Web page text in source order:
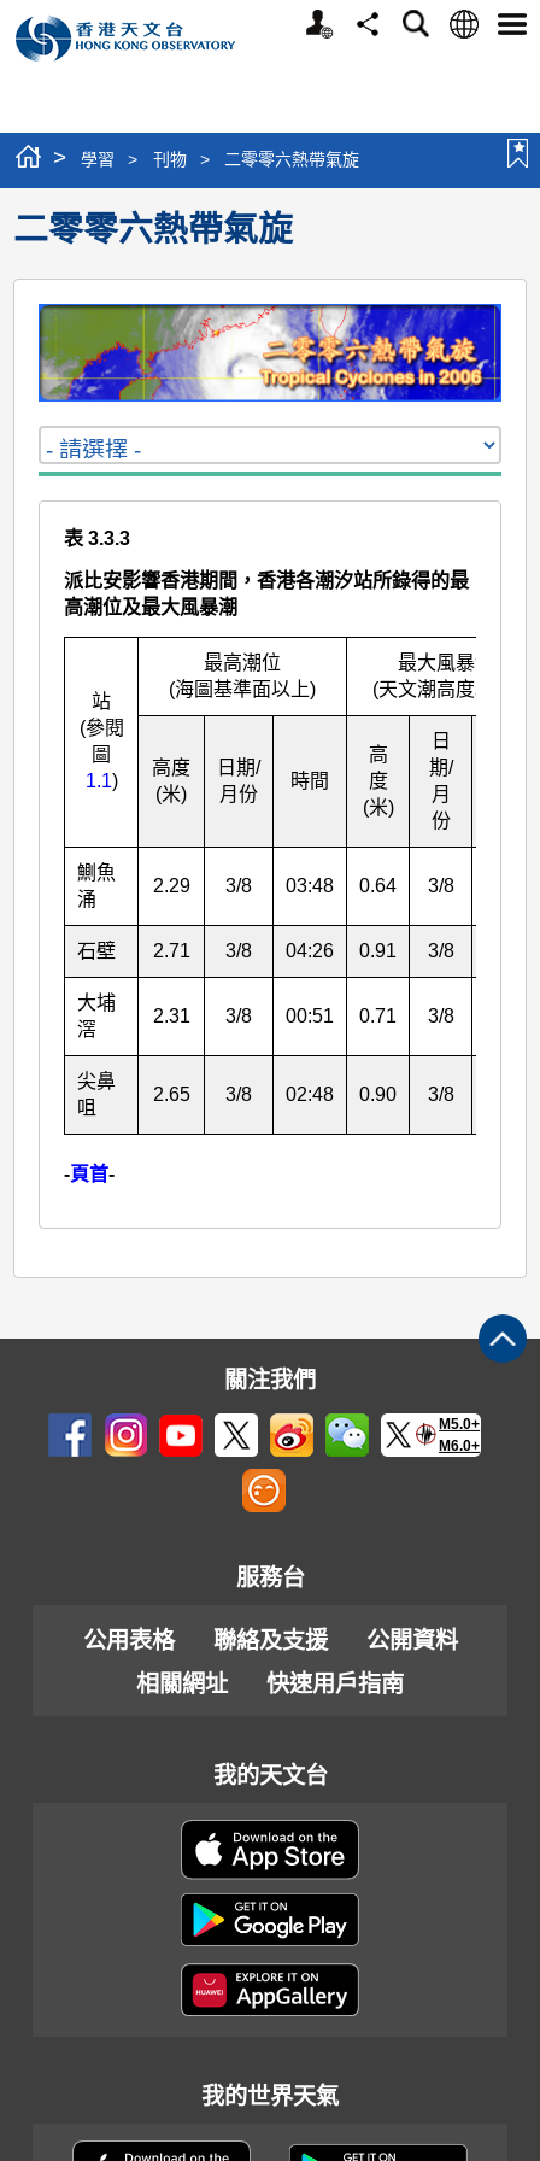
個
分
搜
語
選
> 學習 > 刊物 > 二零零六熱帶氣旋
二零零六熱帶氣旋
表 3.3.3
派比安影響香港期間，香港各潮汐站所錄得的最
高潮位及最大風暴潮
站
(參閱
圖
1.1)
最高潮位
(海圖基準面以上)
最大風暴潮
(天文潮高度以上)
高度
(米)
日期/
月份
時間
高
度
(米)
日
期/
月
份
鰂 魚
涌
2.29 3/8 03:48 0.64 3/8
石壁 2.71 3/8 04:26 0.91 3/8
大埔
滘
2.31 3/8 00:51 0.71 3/8
尖鼻
咀
2.65 3/8 02:48 0.90 3/8
-頁首-
關注我們
M5.0+
M6.0+
服務台
公用表格 聯絡及支援
公開資料
相關網址
快速用戶指南
我的天文台
我的世界天氣